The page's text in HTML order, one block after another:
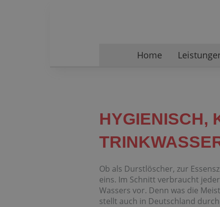
Home
HYGIENISCH,
Ob als Durstlöscher, zur
eins. Im Schnitt verbraucht
Wassers vor. Denn was die
stellt auch in Deutschland